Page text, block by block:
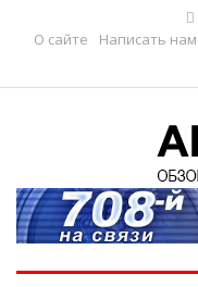
О сайте
Написать нам